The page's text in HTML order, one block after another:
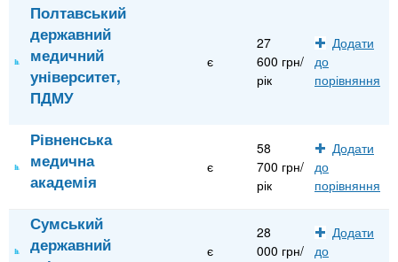
Полтавський
державний
медичний
університет,
ПДМУ
є
27
600 грн/
рік
Додати
до
порівняння
Рівненська
медична
академія
є
58
700 грн/
рік
Додати
до
порівняння
Сумський
державний
є
28
000 грн/
Додати
до